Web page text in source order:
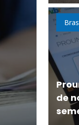
de